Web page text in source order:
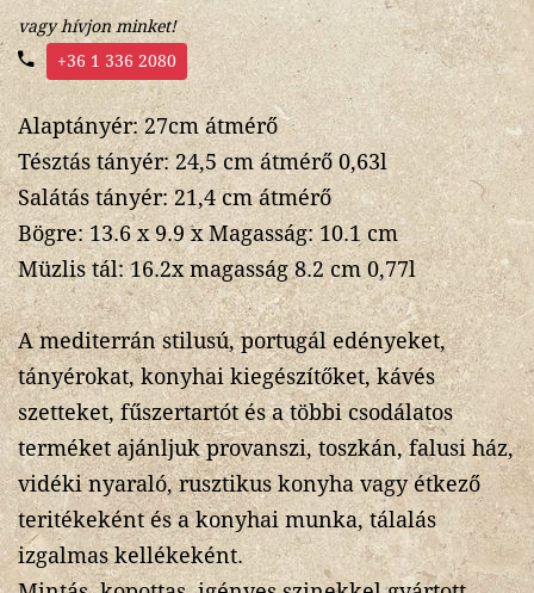
vagy hívjon minket!
+36 1 336 2080
Alaptányér: 27cm átmérő
Tésztás tányér: 24,5 cm átmérő 0,63l
Salátás tányér: 21,4 cm átmérő
Bögre: 13.6 x 9.9 x Magasság: 10.1 cm
Müzlis tál: 16.2x magasság 8.2 cm 0,77l
A mediterrán stilusú, portugál edényeket,
tányérokat, konyhai kiegészítőket, kávés
szetteket, fűszertartót és a többi csodálatos
terméket ajánljuk provanszi, toszkán, falusi ház,
vidéki nyaraló, rusztikus konyha vagy étkező
teritékeként és a konyhai munka, tálalás
izgalmas kellékeként.